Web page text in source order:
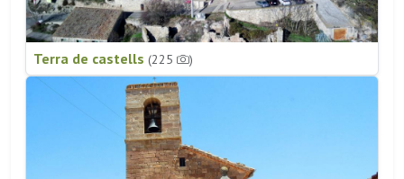
Terra de castells (225 )